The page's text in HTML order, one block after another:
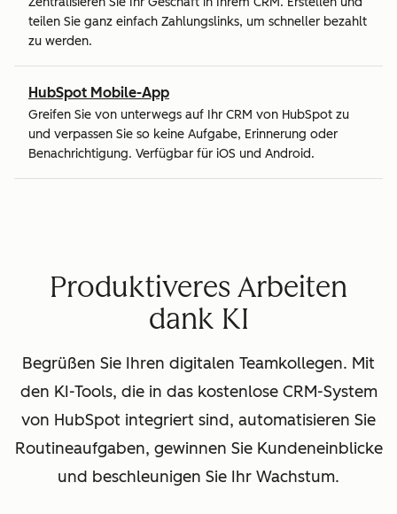
teilen Sie ganz einfach Zahlungslinks, um schneller bezahlt
zu werden.
HubSpot Mobile-App
Greifen Sie von unterwegs auf Ihr CRM von HubSpot zu
und verpassen Sie so keine Aufgabe, Erinnerung oder
Benachrichtigung. Verfügbar für iOS und Android.
Produktiveres Arbeiten
dank KI
Begrüßen Sie Ihren digitalen Teamkollegen. Mit
den KI-Tools, die in das kostenlose CRM-System
von HubSpot integriert sind, automatisieren Sie
Routineaufgaben, gewinnen Sie Kundeneinblicke
und beschleunigen Sie Ihr Wachstum.